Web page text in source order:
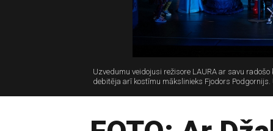
Uzvedumu veidojusi režisore LAURA ar savu
debitēja arī kostīmu mākslinieks Fjodors